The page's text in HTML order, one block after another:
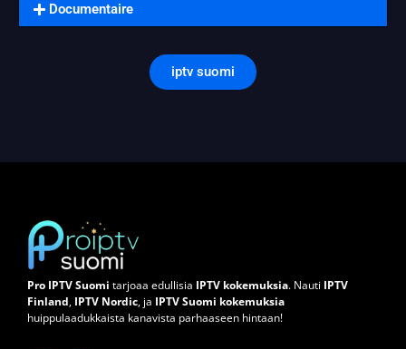
Documentaire
iptv suomi
Pro IPTV Suomi tarjoaa edullisia IPTV kokemuksia. Nauti IPTV
Finland, IPTV Nordic, ja IPTV Suomi kokemuksia
huippulaadukkaista kanavista parhaaseen hintaan!